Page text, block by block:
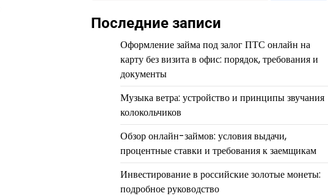
Последние записи
Оформление займа под залог ПТС онлайн на
карту без визита в офис: порядок, требования и
документы
Музыка ветра: устройство и принципы звучания
колокольчиков
Обзор онлайн-займов: условия выдачи,
процентные ставки и требования к заемщикам
Инвестирование в российские золотые монеты:
подробное руководство